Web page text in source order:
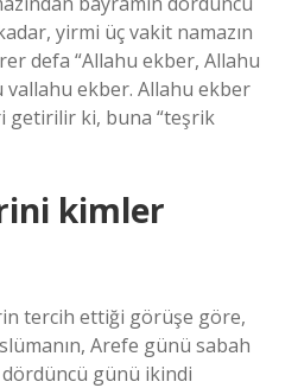
yirmi üç vakit namazın
defa “Allahu ekber, Allahu
ekber. Allahu ekber
getirilir ki, buna “teşrik
kimler
tercih ettiği görüşe göre,
Arefe günü sabah
dördüncü günü ikindi